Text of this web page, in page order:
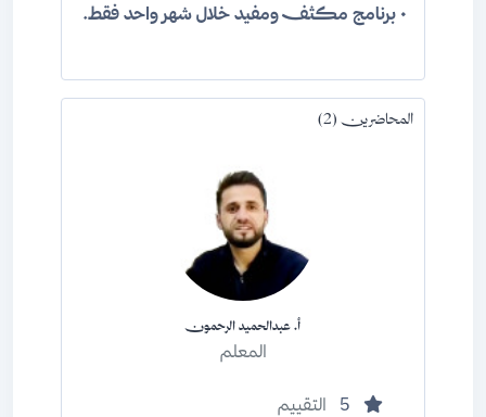
• برنامج مكثف ومفيد خلال شهر واحد فقط.
المحاضرين (2)
أ. عبدالحميد الرحمون
المعلم
5 التقييم